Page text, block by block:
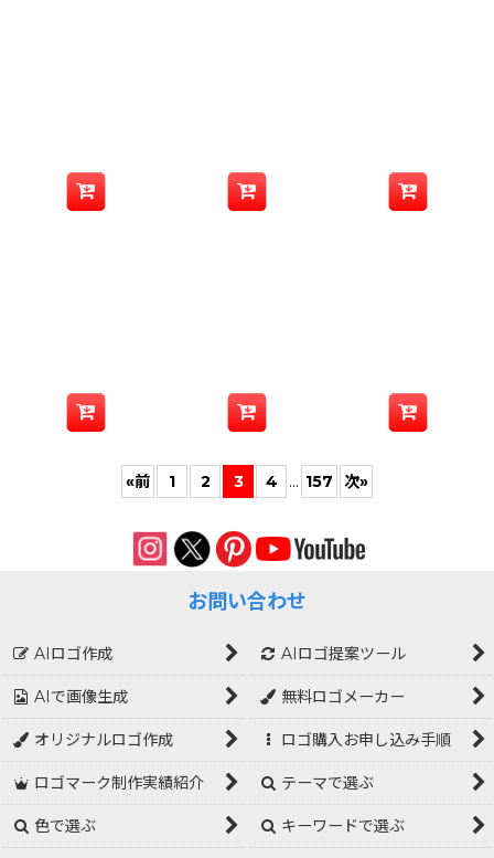
«前 1 2 3 4 ... 157 次»
お問い合わせ
AIロゴ作成 AIロゴ提案ツール
AIで画像生成 無料ロゴメーカー
オリジナルロゴ作成 ロゴ購入お申し込み手順
ロゴマーク制作実績紹介 テーマで選ぶ
色で選ぶ キーワードで選ぶ